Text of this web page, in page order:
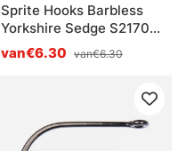
Sprite Hooks Barbless
Yorkshire Sedge S2170
25-pack
van€6.30 van€6.30